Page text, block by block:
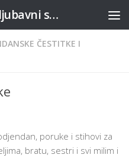
Ljubavne SMS poruke | ljubavni stihovi
ČESTITKE I
poruke i stihovi za
bratu, sestri i svi milim i